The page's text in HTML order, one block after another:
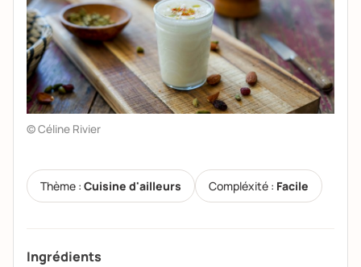
© Céline Rivier
Thème : Cuisine d'ailleurs Compléxité : Facile
Ingrédients